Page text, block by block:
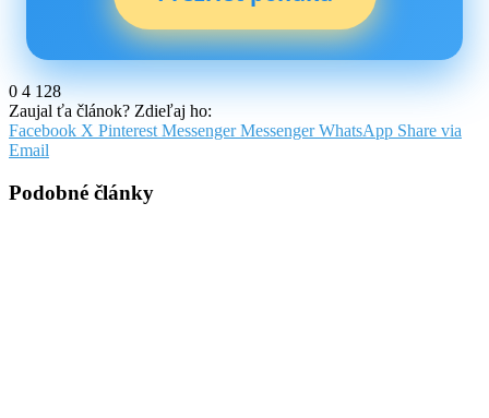
0 4 128
Zaujal ťa článok? Zdieľaj ho:
Facebook X Pinterest Messenger Messenger WhatsApp Share via
Email
Podobné články